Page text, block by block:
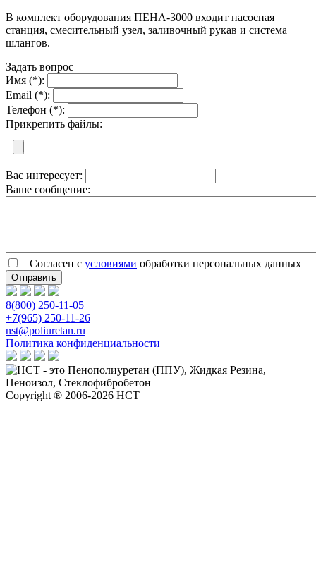
В комплект оборудования ПЕНА-3000 входит насосная
станция, смесительный узел, заливочный рукав и система
шлангов.
Задать вопрос
Имя (*):
Email (*):
Телефон (*):
Прикрепить файлы:
Вас интересует:
Ваше сообщение:
Согласен с условиями обработки персональных данных
8(800) 250-11-05
+7(965) 250-11-26
nst@poliuretan.ru
Политика конфиденциальности
Copyright ® 2006-2026 НСТ